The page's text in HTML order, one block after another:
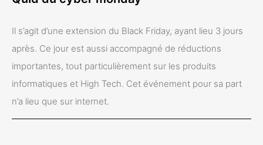
Il s’agit d’une extension du Black Friday, ayant lieu 3 jours
après. Ce jour est aussi accompagné de réductions
importantes, tout particulièrement sur les produits
informatiques et High Tech. Cet événement pour sa part
n’a lieu que sur internet.